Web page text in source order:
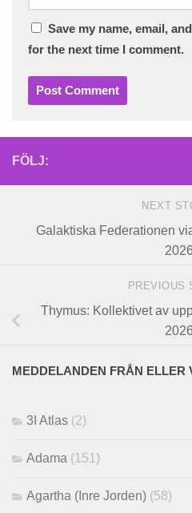
Save my name, email,
for the next time I comment.
FÖLJ:
NEXT
Galaktiska Federationen
2026
PREVIOUS
Thymus: Kollektivet av
2026
MEDDELANDEN FRÅN ELLER
3I Atlas (2)
Adama (151)
Agartha (Inre Jorden) (58)